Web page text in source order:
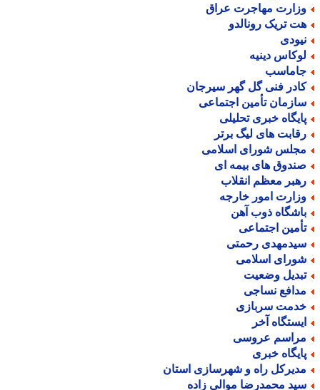
مهاجرت عراق
تریک رونالدو
دینیه
فنی گل گهر سیرجان
تأمین اجتماعی
خبری تحلیلی
های لیگ برتر
شورای اسلامی
های بیمه ای
معظم انقلاب
امور خارجه
ذوب آهن
اجتماعی
رحمتی
اسلامی
وضعیت
نساجی
سربازی
آخر
عروسی
خبری
راه و شهرسازی استان
محمدرضا موالی زاده